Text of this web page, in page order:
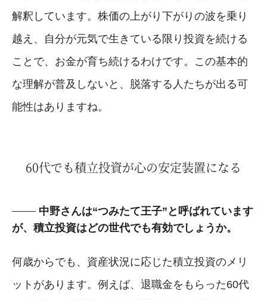
解釈しています。株価の上がり下がりの波を乗り
越え、自分が元気で生きている限り投資を続ける
ことで、お金が育ち続けるわけです。この基本的
な理解が普及しないと、脱落する人たちが出る可
能性はありますね。
60代でも積立投資が心の安定装置になる
中野さんは“つみたて王子”と呼ばれています
が、積立投資はどの世代でも有効でしょうか。
何歳からでも、資産状況に応じた積立投資のメリ
ットがあります。例えば、退職金をもらった60代